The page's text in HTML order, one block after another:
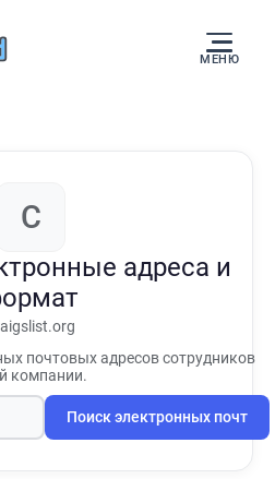
МЕНЮ
C
адреса и
почтовых адресов сотрудников
компании.
Поиск электронных почт